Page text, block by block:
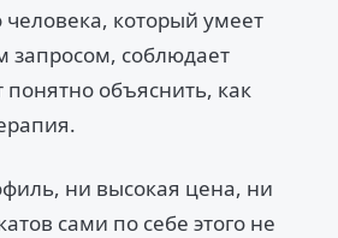
человека, который умеет
запросом, соблюдает
объяснить, как
ни высокая цена, ни
сами по себе этого не